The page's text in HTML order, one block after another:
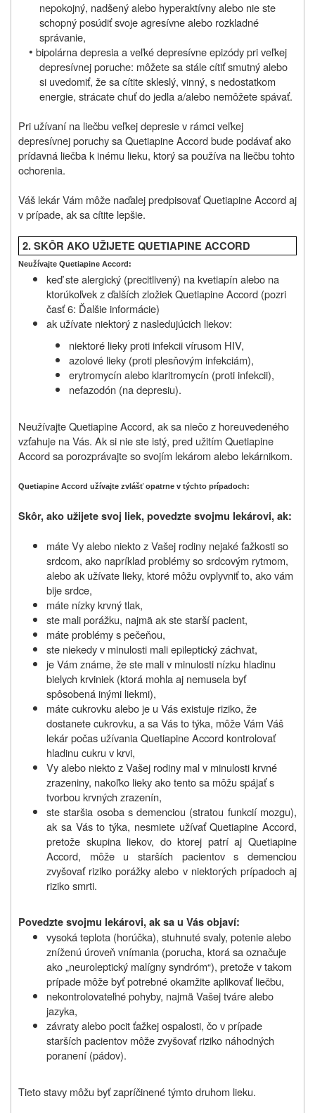
nepokojný, nadšený alebo hyperaktívny alebo nie ste
schopný posúdiť svoje agresívne alebo rozkladné
správanie,
•bipolárna depresia a veľké depresívne epizódy pri veľkej
depresívnej poruche: môžete sa stále cítiť smutný alebo
si uvedomiť, že sa cítite skleslý, vinný, s nedostatkom
energie, strácate chuť do jedla a/alebo nemôžete spávať.
Pri užívaní na liečbu veľkej depresie v rámci veľkej
depresívnej poruchy sa Quetiapine Accord bude podávať ako
prídavná liečba k inému lieku, ktorý sa používa na liečbu tohto
ochorenia.
Váš lekár Vám môže naďalej predpisovať Quetiapine Accord aj
v prípade, ak sa cítite lepšie.
2. SKÔR AKO UŽIJETE QUETIAPINE ACCORD
Neužívajte Quetiapine Accord:
keď ste alergický (precitlivený) na kvetiapín alebo na
ktorúkoľvek z ďalších zložiek Quetiapine Accord (pozri
časť 6: Ďalšie informácie)
ak užívate niektorý z nasledujúcich liekov:
niektoré lieky proti infekcii vírusom HIV,
azolové lieky (proti plesňovým infekciám),
erytromycín alebo klaritromycín (proti infekcii),
nefazodón (na depresiu).
Neužívajte Quetiapine Accord, ak sa niečo z horeuvedeného
vzťahuje na Vás. Ak si nie ste istý, pred užitím Quetiapine
Accord sa porozprávajte so svojím lekárom alebo lekárnikom.
Quetiapine Accord užívajte zvlášť opatrne v týchto prípadoch:
Skôr, ako užijete svoj liek, povedzte svojmu lekárovi, ak:
máte Vy alebo niekto z Vašej rodiny nejaké ťažkosti so
srdcom, ako napríklad problémy so srdcovým rytmom,
alebo ak užívate lieky, ktoré môžu ovplyvniť to, ako vám
bije srdce,
máte nízky krvný tlak,
ste mali porážku, najmä ak ste starší pacient,
máte problémy s pečeňou,
ste niekedy v minulosti mali epileptický záchvat,
je Vám známe, že ste mali v minulosti nízku hladinu
bielych krviniek (ktorá mohla aj nemusela byť
spôsobená inými liekmi),
máte cukrovku alebo je u Vás existuje riziko, že
dostanete cukrovku, a sa Vás to týka, môže Vám Váš
lekár počas užívania Quetiapine Accord kontrolovať
hladinu cukru v krvi,
Vy alebo niekto z Vašej rodiny mal v minulosti krvné
zrazeniny, nakoľko lieky ako tento sa môžu spájať s
tvorbou krvných zrazenín,
ste staršia osoba s demenciou (stratou funkcií mozgu),
ak sa Vás to týka, nesmiete užívať Quetiapine Accord,
pretože skupina liekov, do ktorej patrí aj Quetiapine
Accord, môže u starších pacientov s demenciou
zvyšovať riziko porážky alebo v niektorých prípadoch aj
riziko smrti.
Povedzte svojmu lekárovi, ak sa u Vás objaví:
vysoká teplota (horúčka), stuhnuté svaly, potenie alebo
zníženú úroveň vnímania (porucha, ktorá sa označuje
ako „neuroleptický malígny syndróm“), pretože v takom
prípade môže byť potrebné okamžite aplikovať liečbu,
nekontrolovateľné pohyby, najmä Vašej tváre alebo
jazyka,
závraty alebo pocit ťažkej ospalosti, čo v prípade
starších pacientov môže zvyšovať riziko náhodných
poranení (pádov).
Tieto stavy môžu byť zapríčinené týmto druhom lieku.